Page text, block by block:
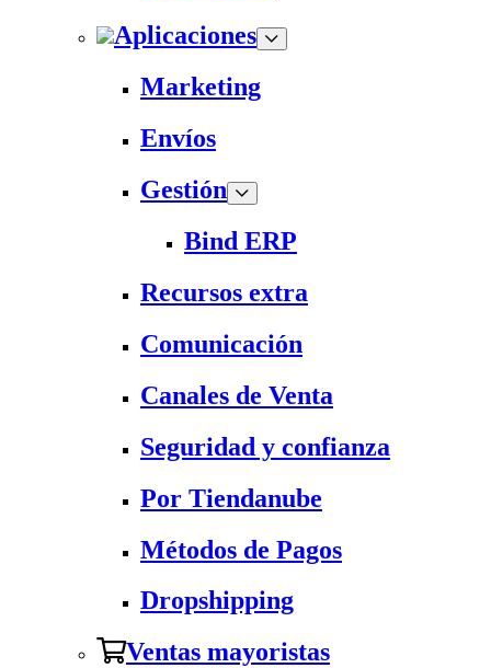
Aplicaciones
Marketing
Envíos
Gestión
Bind ERP
Recursos extra
Comunicación
Canales de Venta
Seguridad y confianza
Por Tiendanube
Métodos de Pagos
Dropshipping
Ventas mayoristas